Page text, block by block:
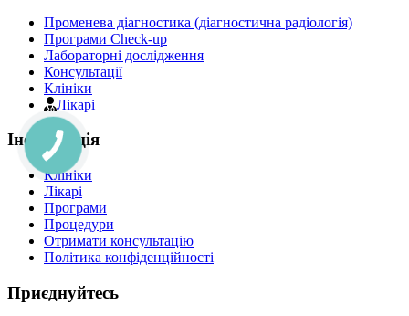
Променева діагностика (діагностична радіологія)
Програми Check-up
Лабораторні дослідження
Консультації
Клініки
Лікарі
Інформація
Клініки
Лікарі
Програми
Процедури
Отримати консультацію
Політика конфіденційності
Приєднуйтесь